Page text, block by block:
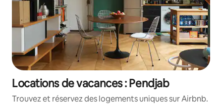
Locations de vacances : Pendjab
Trouvez et réservez des logements uniques sur Airbnb.